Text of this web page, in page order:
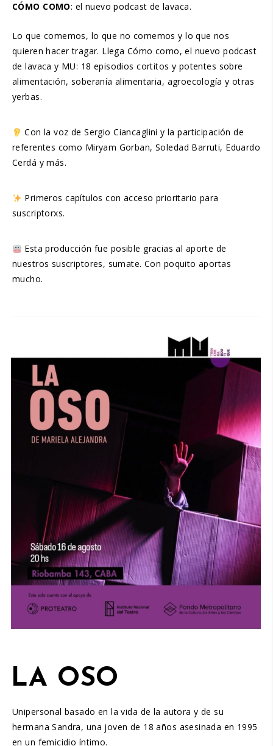
CÓMO COMO: el nuevo podcast de lavaca.
Lo que comemos, lo que no comemos y lo que nos
quieren hacer tragar. Llega Cómo como, el nuevo podcast
de lavaca y MU: 18 episodios cortitos y potentes sobre
alimentación, soberanía alimentaria, agroecología y otras
yerbas.
Con la voz de Sergio Ciancaglini y la participación de
referentes como Miryam Gorban, Soledad Barruti, Eduardo
Cerdá y más.
Primeros capítulos con acceso prioritario para
suscriptorxs.
Esta producción fue posible gracias al aporte de
nuestros suscriptores, sumate. Con poquito aportas
mucho.
LA OSO
Unipersonal basado en la vida de la autora y de su
hermana Sandra, una joven de 18 años asesinada en 1995
en un femicidio íntimo.